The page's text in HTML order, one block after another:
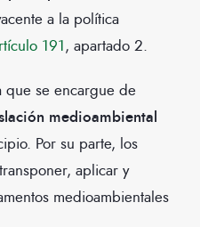
a la política
191, apartado 2.
que se encargue de
medioambiental
Por su parte, los
aplicar y
medioambientales